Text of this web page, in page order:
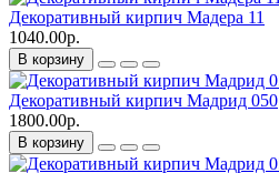
Декоративный кирпич Мадера 11
1040.00р.
В корзину
Декоративный кирпич Мадрид 050
1800.00р.
В корзину